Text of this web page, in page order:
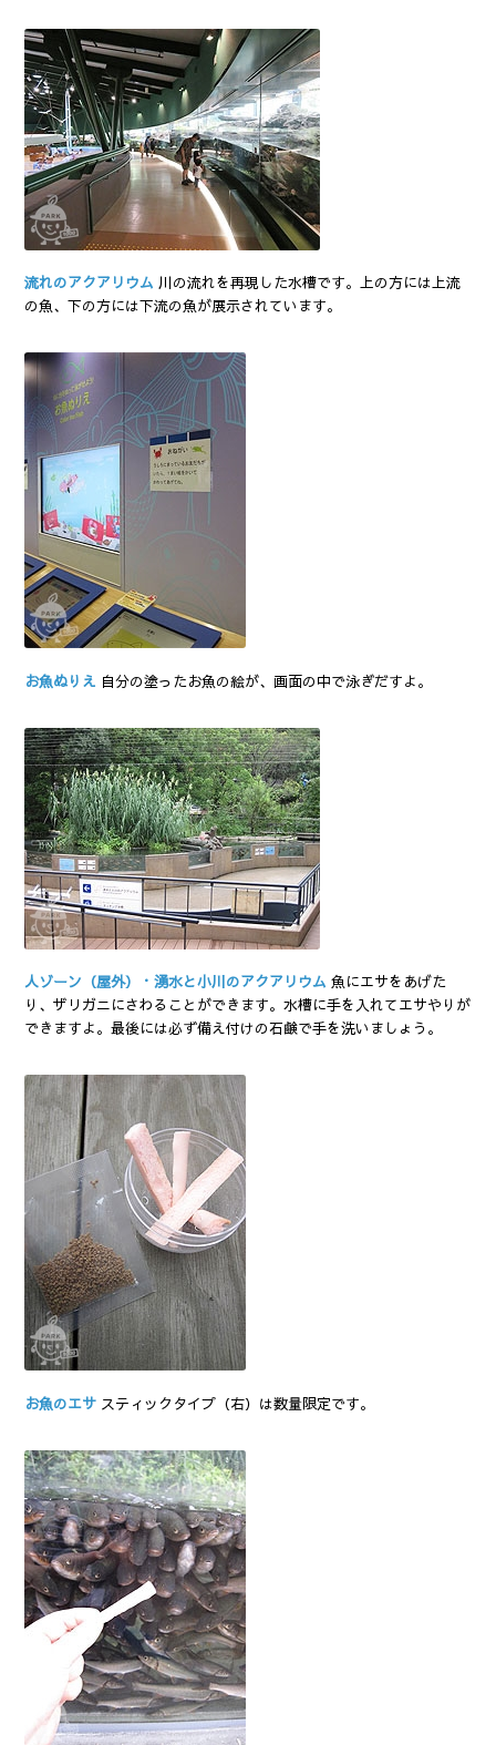
流れのアクアリウム 川の流れを再現した水槽です。上の方には上流
の魚、下の方には下流の魚が展示されています。
お魚ぬりえ 自分の塗ったお魚の絵が、画面の中で泳ぎだすよ。
人ゾーン（屋外）・湧水と小川のアクアリウム 魚にエサをあげた
り、ザリガニにさわることができます。水槽に手を入れてエサやりが
できますよ。最後には必ず備え付けの石鹸で手を洗いましょう。
お魚のエサ スティックタイプ（右）は数量限定です。